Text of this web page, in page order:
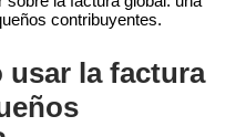
usar la factura